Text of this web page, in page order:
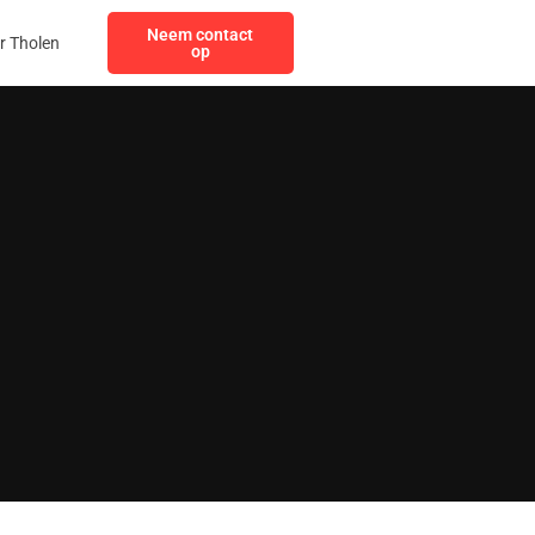
Tholen
Neem contact
op